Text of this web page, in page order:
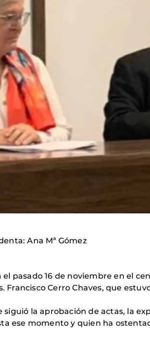
Ana Mª Gómez
pasado 16 de noviembre en el
Francisco Cerro Chaves, que
la aprobación de actas, la
ese momento y quien ha